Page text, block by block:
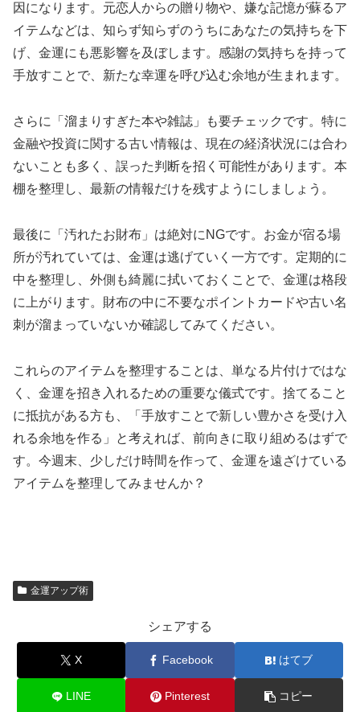
因になります。元恋人からの贈り物や、嫌な記憶が蘇るア
イテムなどは、知らず知らずのうちにあなたの気持ちを下
げ、金運にも悪影響を及ぼします。感謝の気持ちを持って
手放すことで、新たな幸運を呼び込む余地が生まれます。
さらに「溜まりすぎた本や雑誌」も要チェックです。特に
金融や投資に関する古い情報は、現在の経済状況には合わ
ないことも多く、誤った判断を招く可能性があります。本
棚を整理し、最新の情報だけを残すようにしましょう。
最後に「汚れたお財布」は絶対にNGです。お金が宿る場
所が汚れていては、金運は逃げていく一方です。定期的に
中を整理し、外側も綺麗に拭いておくことで、金運は格段
に上がります。財布の中に不要なポイントカードや古い名
刺が溜まっていないか確認してみてください。
これらのアイテムを整理することは、単なる片付けではな
く、金運を招き入れるための重要な儀式です。捨てること
に抵抗がある方も、「手放すことで新しい豊かさを受け入
れる余地を作る」と考えれば、前向きに取り組めるはずで
す。今週末、少しだけ時間を作って、金運を遠ざけている
アイテムを整理してみませんか？
金運アップ術
シェアする
X Facebook はてブ
LINE Pinterest コピー